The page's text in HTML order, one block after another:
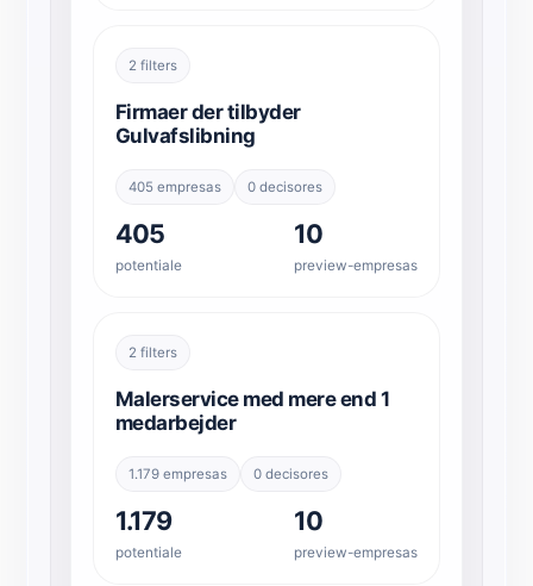
2 filters
Firmaer der tilbyder
Gulvafslibning
405 empresas 0 decisores
405
potentiale
10
preview-empresas
2 filters
Malerservice med mere end 1
medarbejder
1.179 empresas 0 decisores
1.179
potentiale
10
preview-empresas